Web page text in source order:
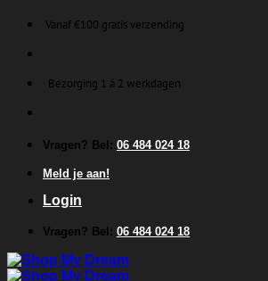
inhoud
Vanaf €100 gratis verzending
Bezorging 1 á 2 werkdagen
Vragen? Bel: 06 484 024 18
Meld je aan!
Login
Vragen? Bel: 06 484 024 18